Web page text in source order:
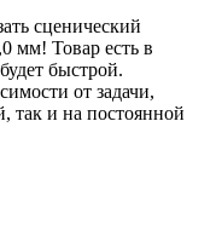
сценический
мм! Товар есть в
быстрой.
от задачи,
так и на постоянной